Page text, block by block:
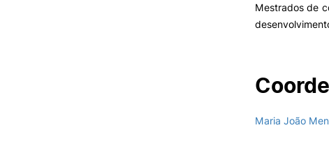
Mestrados de
Maria João